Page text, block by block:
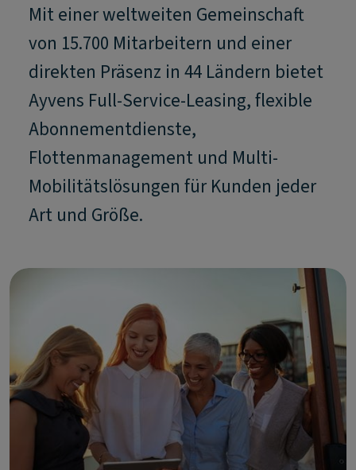
Mit einer weltweiten Gemeinschaft
von 15.700 Mitarbeitern und einer
direkten Präsenz in 44 Ländern bietet
Ayvens Full-Service-Leasing, flexible
Abonnementdienste,
Flottenmanagement und Multi-
Mobilitätslösungen für Kunden jeder
Art und Größe.